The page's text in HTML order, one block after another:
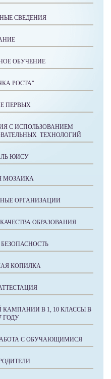
СВЕДЕНИЯ
ОБУЧЕНИЕ
РОСТА"
ПЕРВЫХ
С ИСПОЛЬЗОВАНИЕМ
ТЕХНОЛОГИЙ
ЮИСУ
МОЗАИКА
ОРГАНИЗАЦИИ
ОБРАЗОВАНИЯ
КОПИЛКА
В 1, 10 КЛАССЫ В
ГОДУ
С ОБУЧАЮЩИМИСЯ